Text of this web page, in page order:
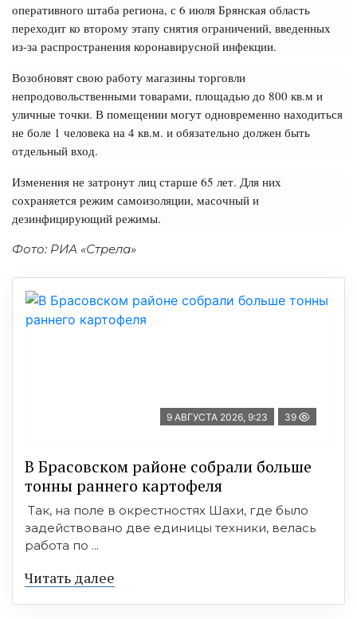
оперативного штаба региона, с 6 июля Брянская область
переходит ко второму этапу снятия ограничений, введенных
из-за распространения коронавирусной инфекции.
Возобновят свою работу магазины торговли
непродовольственными товарами, площадью до 800 кв.м и
уличные точки. В помещении могут одновременно находиться
не боле 1 человека на 4 кв.м. и обязательно должен быть
отдельный вход.
Изменения не затронут лиц старше 65 лет. Для них
сохраняется режим самоизоляции, масочный и
дезинфицирующий режимы.
Фото: РИА «Стрела»
9 АВГУСТА 2026, 9:23 39
В Брасовском районе собрали больше
тонны раннего картофеля
Так, на поле в окрестностях Шахи, где было
задействовано две единицы техники, велась
работа по ...
Читать далее